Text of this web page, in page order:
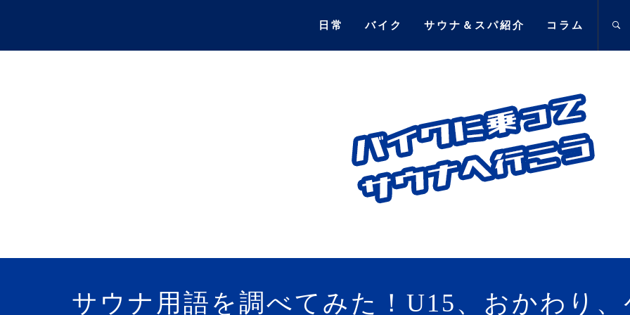
日常 バイク サウナ＆スパ紹介 コラム
バイクに乗ってサウ
サウナ用語を調べてみた！U15、おかわり、